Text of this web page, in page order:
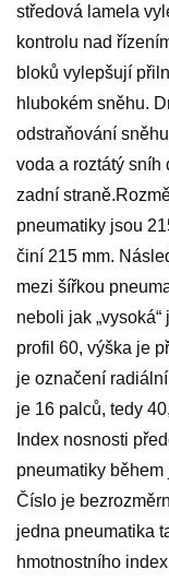
středová lamela
kontrolu nad
bloků vylepšují
hlubokém sněhu.
odstraňování
voda a roztátý sníh
zadní
pneumatiky jsou
činí 215 mm.
mezi šířkou
neboli jak
profil 60, výška je
je označení
je 16 palců, tedy
Index nosnosti
pneumatiky
Číslo je
jedna pneumatika
hmotnostního